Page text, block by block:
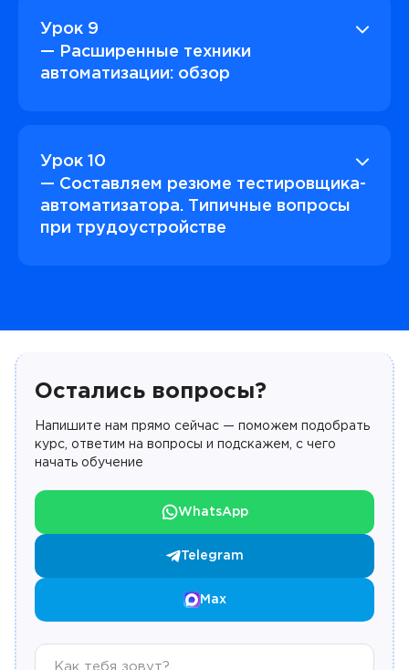
Урок 9
— Расширенные техники
автоматизации: обзор
Урок 10
— Составляем резюме тестировщика-
автоматизатора. Типичные вопросы
при трудоустройстве
Остались вопросы?
Напишите нам прямо сейчас — поможем подобрать
курс, ответим на вопросы и подскажем, с чего
начать обучение
WhatsApp
Telegram
Max